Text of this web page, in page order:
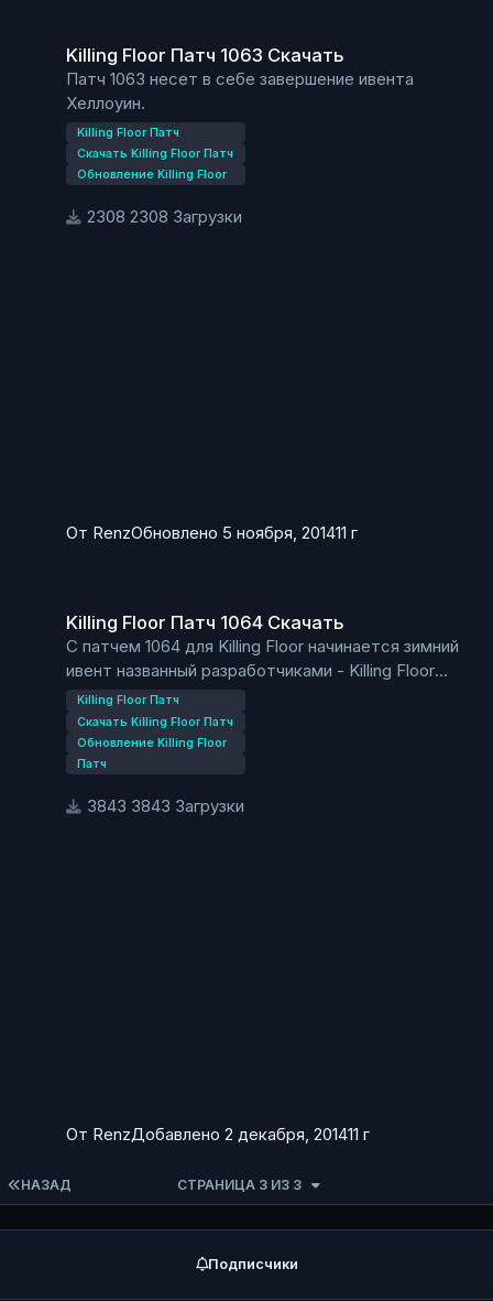
Killing Floor Патч 1063 Скачать
Патч 1063 несет в себе завершение ивента
Хеллоуин.
Killing Floor Патч
Скачать Killing Floor Патч
Обновление Killing Floor
2308 Загрузки
От RenzОбновлено 5 ноября, 201411 г
Killing Floor Патч 1064 Скачать
С патчем 1064 для Killing Floor начинается зимний
ивент названный разработчиками - Killing Floor
Twisted Christmas Thrill Chill 2014.
Новая карта
В патче присутствует новая карта - KF-ThrillChill
Любые ивентовые монстры могут быть
Владельцы серверов могут добавить мобов в
Killing Floor Патч
Скачать Killing Floor Патч
Обновление Killing Floor
Патч
3843 Загрузки
От RenzДобавлено 2 декабря, 201411 г
ПЕРВАЯ СТРАНИЦА
НАЗАД СТРАНИЦА 3 ИЗ 3
Подписчики